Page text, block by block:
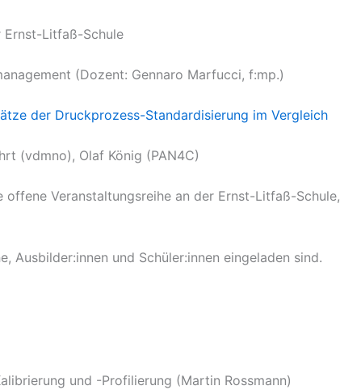
Litfaß-Schule
(Dozent: Gennaro Marfucci, f:mp.)
der Druckprozess-Standardisierung im Vergleich
(vdmno), Olaf König (PAN4C)
offene Veranstaltungsreihe an der Ernst-Litfaß-Schule,
Ausbilder:innen und Schüler:innen eingeladen sind.
und -Profilierung (Martin Rossmann)